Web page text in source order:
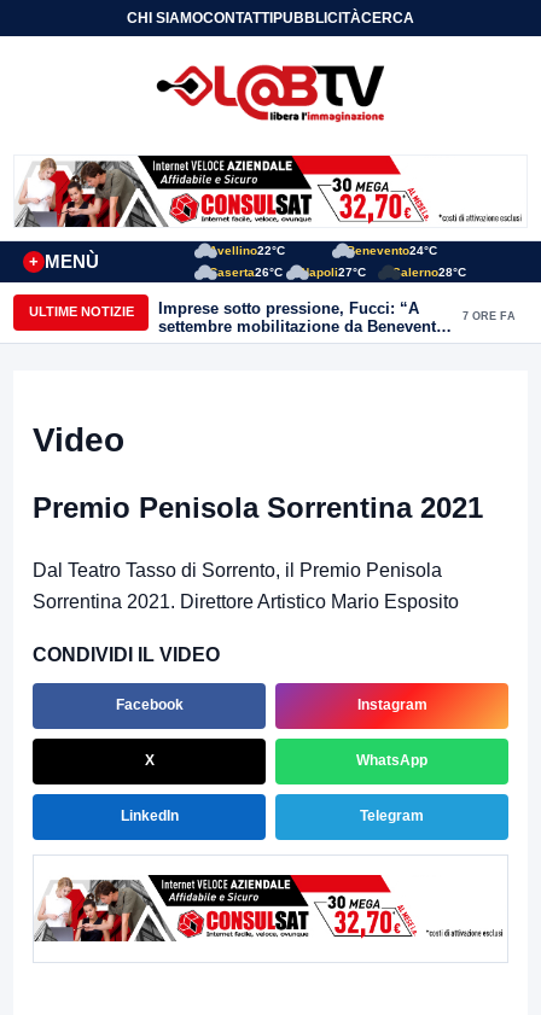
CHI SIAMOCONTATTIPUBBLICITÀCERCA
MENÙ
+
Avellino22°C Benevento24°C
Caserta26°C Napoli27°C Salerno28°C
ULTIME NOTIZIE
Imprese sotto pressione, Fucci: “A
settembre mobilitazione da Benevento
e Avellino”
7 ORE FA
Video
Premio Penisola Sorrentina 2021
Dal Teatro Tasso di Sorrento, il Premio Penisola
Sorrentina 2021. Direttore Artistico Mario Esposito
CONDIVIDI IL VIDEO
Facebook Instagram
X WhatsApp
LinkedIn Telegram